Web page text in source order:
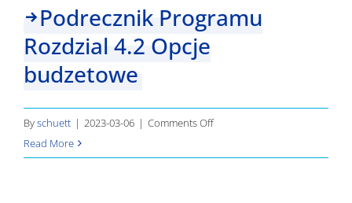
Podrecznik Programu
Rozdzial 4.2 Opcje
budzetowe
Byschuett | 2023-03-06 | Comments Offon
Programu
Read More